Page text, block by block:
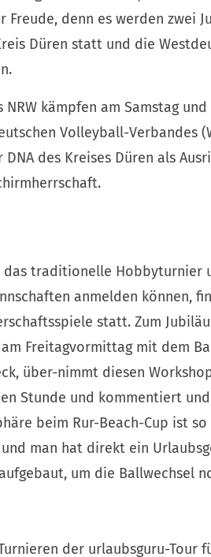
denn es werden zwei
Düren statt und die
kämpfen am Samstag und
Volleyball-Verbandes
des Kreises Düren als
traditionelle Hobbyturnier
anmelden können,
statt. Zum
Freitagvormittag mit dem
über-nimmt diesen
Stunde und kommentiert
beim Rur-Beach-Cup ist
man hat direkt ein
um die Ballwechsel
der urlaubsguru-Tour